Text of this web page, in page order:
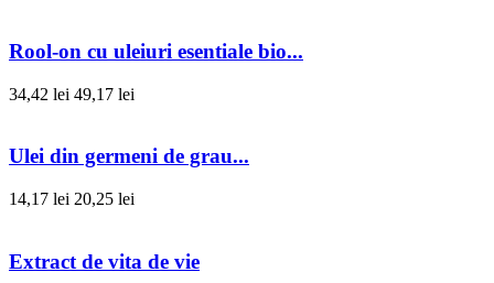
Rool-on cu uleiuri esentiale bio...
34,42 lei 49,17 lei
Ulei din germeni de grau...
14,17 lei 20,25 lei
Extract de vita de vie